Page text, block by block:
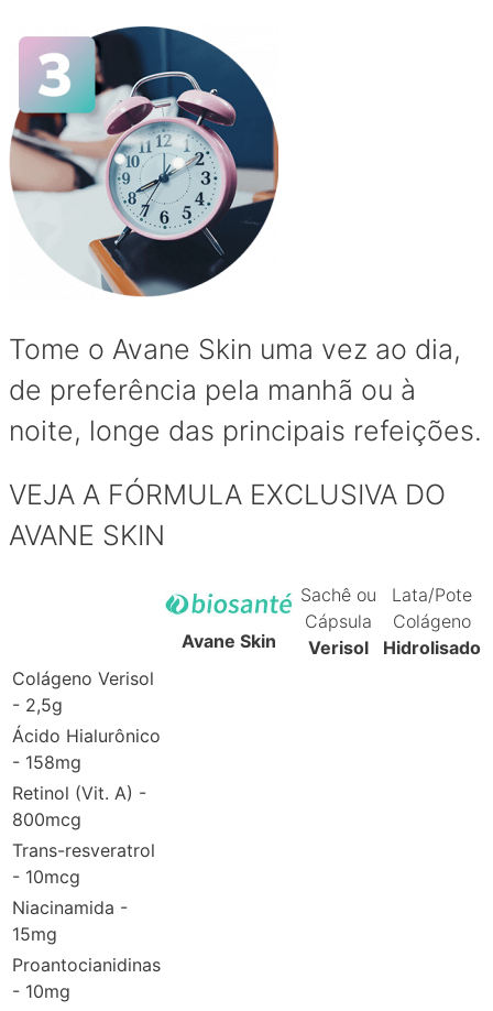
Tome o Avane Skin uma vez ao dia,
de preferência pela manhã ou à
noite, longe das principais refeições.
VEJA A FÓRMULA EXCLUSIVA DO
AVANE SKIN
Avane Skin
Sachê ou
Cápsula
Verisol
Lata/Pote
Colágeno
Hidrolisado
Colágeno Verisol
- 2,5g
Ácido Hialurônico
- 158mg
Retinol (Vit. A) -
800mcg
Trans-resveratrol
- 10mcg
Niacinamida -
15mg
Proantocianidinas
- 10mg